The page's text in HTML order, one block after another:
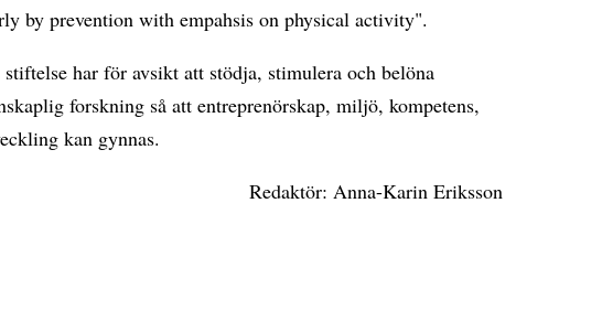
by prevention with empahsis on physical activity".
har för avsikt att stödja, stimulera och belöna
forskning så att entreprenörskap, miljö, kompetens,
kan gynnas.
Redaktör: Anna-Karin Eriksson